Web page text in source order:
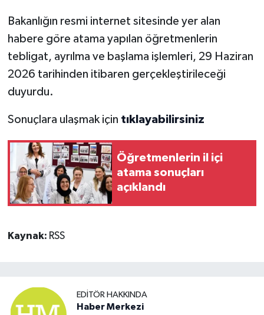
Bakanlığın resmi internet sitesinde yer alan
habere göre atama yapılan öğretmenlerin
tebligat, ayrılma ve başlama işlemleri, 29 Haziran
2026 tarihinden itibaren gerçekleştirileceği
duyurdu.
Sonuçlara ulaşmak için tıklayabilirsiniz
Öğretmenlerin il içi
atama sonuçları
açıklandı
Kaynak: RSS
EDITÖR HAKKINDA
Haber Merkezi